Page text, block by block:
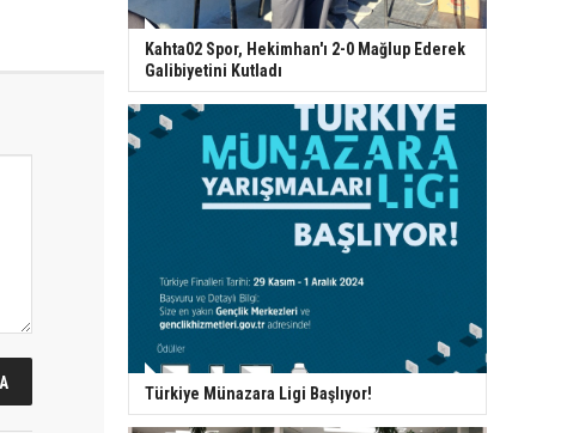
Kahta02 Spor, Hekimhan'ı 2-0 Mağlup Ederek
Galibiyetini Kutladı
Türkiye Münazara Ligi Başlıyor!